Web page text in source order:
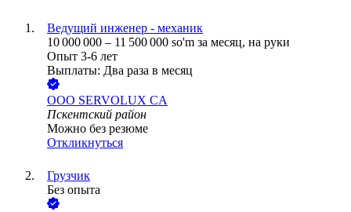
Ведущий инженер - механик
10 000 000 – 11 500 000 so'm за месяц, на руки
Опыт 3-6 лет
Выплаты: Два раза в месяц
ООО SERVOLUX CA
Пскентский район
Можно без резюме
Откликнуться
Грузчик
Без опыта